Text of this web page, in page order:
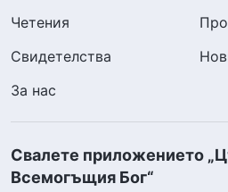
Четения
Свидетелства
За нас
Свалете приложението
Всемогъщия Бог“